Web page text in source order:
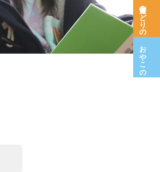
保育室みどりの木
おやこの広場